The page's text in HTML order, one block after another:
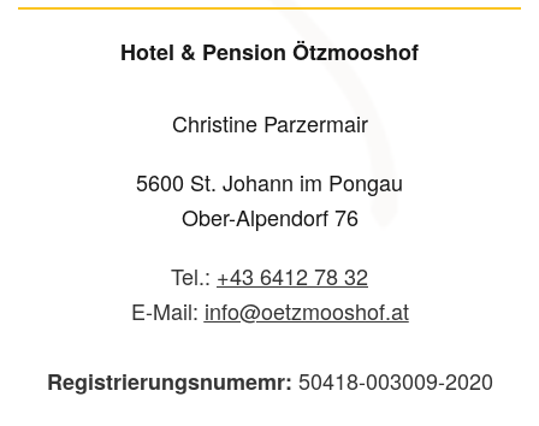
Hotel & Pension Ötzmooshof
Christine Parzermair
5600 St. Johann im Pongau
Ober-Alpendorf 76
Tel.: +43 6412 78 32
E-Mail: info@oetzmooshof.at
Registrierungsnumemr: 50418-003009-2020